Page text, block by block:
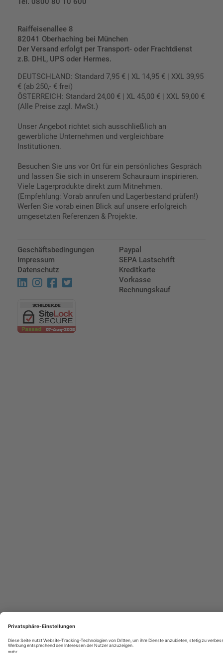
Raiffeisenallee 8
82041 Oberhaching bei München
Der Versand erfolgt per Transport- oder Frachtdienst
z.B. DHL, UPS oder Hermes.
DEUTSCHLAND: Standard 7,95 € | XL 14,95 € | XXL 39,95
€ (ab 250,- € frei)
ÖSTERREICH: Standard 24,00 € | XL 45,00 € | XXL 59,00 €
(Alle Preise zzgl. MwSt.)
Unser Angebot richtet sich ausschließlich an
gewerbliche Unternehmen und vergleichbare
Institutionen.
Besuchen Sie uns vor Ort für ein persönliches Gespräch
und lassen Sie sich in unserem Schauraum inspirieren.
Viele Lagerprodukte direkt zum Mitnehmen.
(Empfehlung: Vorab anrufen und Lagerbestand prüfen!)
Werfen Sie vorab einen Blick auf unsere erfolgreich
umgesetzten Referenzen & Projekte.
Geschäftsbedingungen
Impressum
Datenschutz
Paypal
SEPA Lastschrift
Kreditkarte
Vorkasse
Rechnungskauf